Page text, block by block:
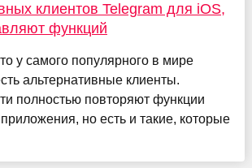
клиентов Telegram для iOS,
функций
у самого популярного в мире
альтернативные клиенты.
полностью повторяют функции
но есть и такие, которые